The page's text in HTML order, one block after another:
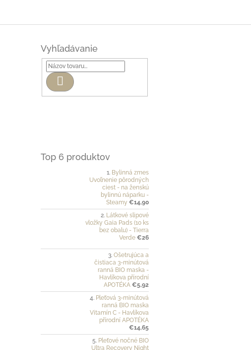
Vyhľadávanie
Hľadať
Top 6 produktov
Bylinná zmes
Uvoľnenie pôrodných
ciest - na ženskú
bylinnú náparku -
Steamy €14,90
Látkové slipové
vložky Gaia Pads (10 ks
bez obalu) - Tierra
Verde €26
Ošetrujúca a
čistiaca 3-minútová
ranná BIO maska -
Havlíkova přírodní
APOTÉKA €5,92
Pleťová 3-minútová
ranná BIO maska
Vitamín C - Havlíkova
přírodní APOTÉKA
€14,65
Pleťové nočné BIO
Ultra Recovery Night